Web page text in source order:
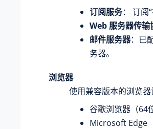
订阅服务： 订阅
Web 服务器传输
邮件服务器：已
务器。
浏览器
使用兼容版本的浏览器
谷歌浏览器（64
Microsoft Edge